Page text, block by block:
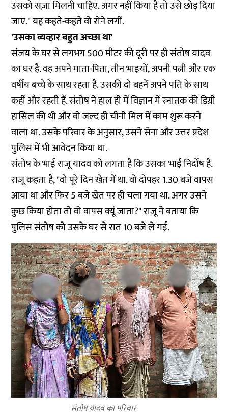
उसको सज़ा मिलनी चाहिए. अगर नहीं किया है तो उसे छोड़ दिया
जाए." यह कहते-कहते वो रोने लगीं.
'उसका व्यव्हार बहुत अच्छा था'
संजय के घर से लगभग 500 मीटर की दूरी पर ही संतोष यादव
का घर है. वह अपने माता-पिता, तीन भाइयों, अपनी पत्नी और एक
वर्षीय बच्चे के साथ रहता है. उसकी दो बहनें अपने पति के साथ
कहीं और रहती हैं. संतोष ने हाल ही में विज्ञान में स्नातक की डिग्री
हासिल की थी और वो जल्द ही चीनी मिल में काम शुरू करने
वाला था. उसके परिवार के अनुसार, उसने सेना और उत्तर प्रदेश
पुलिस में भी आवेदन किया था.
संतोष के भाई राजू यादव को लगता है कि उसका भाई निर्दोष है.
राजू कहता है, "वो पूरे दिन खेत में था. वो दोपहर 1.30 बजे वापस
आया था और फिर 5 बजे खेत पर ही चला गया था. अगर उसने
कुछ किया होता तो वो वापस क्यूं जाता?" राजू ने बताया कि
पुलिस संतोष को उसके घर से रात 10 बजे ले गई.
संतोष यादव का परिवार